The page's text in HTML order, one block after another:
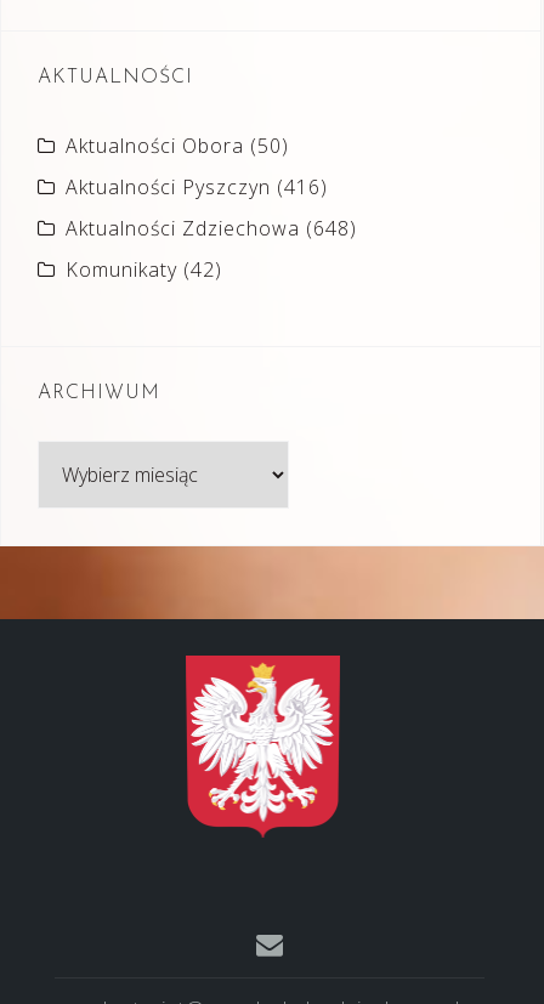
AKTUALNOŚCI
Aktualności Obora (50)
Aktualności Pyszczyn (416)
Aktualności Zdziechowa (648)
Komunikaty (42)
ARCHIWUM